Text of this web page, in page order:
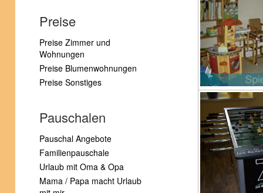
Preise
Preise Zimmer und
Wohnungen
Preise Blumenwohnungen
Preise Sonstiges
Pauschalen
Pauschal Angebote
Familienpauschale
Urlaub mit Oma & Opa
Mama / Papa macht Urlaub